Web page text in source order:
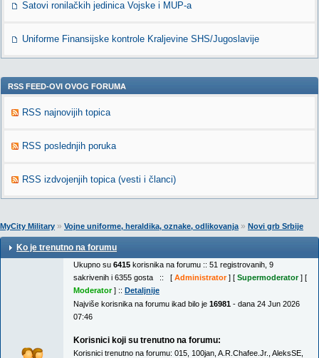
Satovi ronilačkih jedinica Vojske i MUP-a
Uniforme Finansijske kontrole Kraljevine SHS/Jugoslavije
RSS FEED-OVI OVOG FORUMA
RSS najnovijih topica
RSS poslednjih poruka
RSS izdvojenjih topica (vesti i članci)
MyCity Military » Vojne uniforme, heraldika, oznake, odlikovanja» Novi grb Srbije
Ko je trenutno na forumu
Ukupno su 6415 korisnika na forumu :: 51 registrovanih, 9
sakrivenih i 6355 gosta :: [ Administrator] [ Supermoderator] [
Moderator] :: Detaljnije
Najviše korisnika na forumu ikad bilo je 16981 - dana 24 Jun 2026
07:46
Korisnici koji su trenutno na forumu:
Korisnici trenutno na forumu: 015 100jan A.R.Chafee.Jr. AleksSE